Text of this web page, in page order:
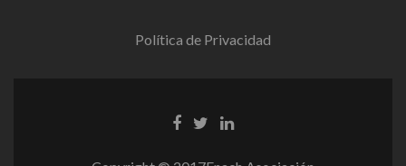
Política de Privacidad
Facebook
TwitterLinkedin